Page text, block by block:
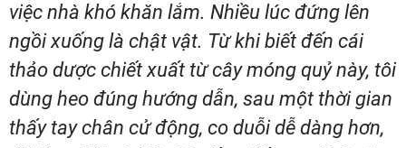
việc nhà khó khăn lắm. Nhiều lúc đứng lên
ngồi xuống là chật vật. Từ khi biết đến cái
thảo dược chiết xuất từ cây móng quỷ này, tôi
dùng heo đúng hướng dẫn, sau một thời gian
thấy tay chân cử động, co duỗi dễ dàng hơn,